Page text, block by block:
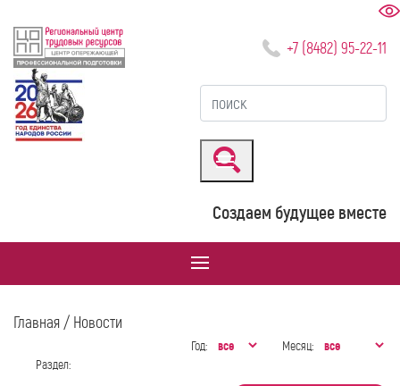
+7 (8482) 95-22-11
Создаем будущее вместе
Главная/ Новости
Год:
Месяц:
Раздел: